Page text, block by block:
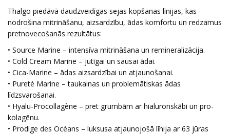
Thalgo piedāvā daudzveidīgas sejas kopšanas līnijas, kas
nodrošina mitrināšanu, aizsardzību, ādas komfortu un redzamus
pretnovecošanās rezultātus:
• Source Marine – intensīva mitrināšana un remineralizācija.
• Cold Cream Marine – jutīgai un sausai ādai.
• Cica-Marine – ādas aizsardzībai un atjaunošanai.
• Pureté Marine – taukainas un problemātiskas ādas
līdzsvarošanai.
• Hyalu-Procollagène – pret grumbām ar hialuronskābi un pro-
kolagēnu.
• Prodige des Océans – luksusa atjaunojošā līnija ar 63 jūras